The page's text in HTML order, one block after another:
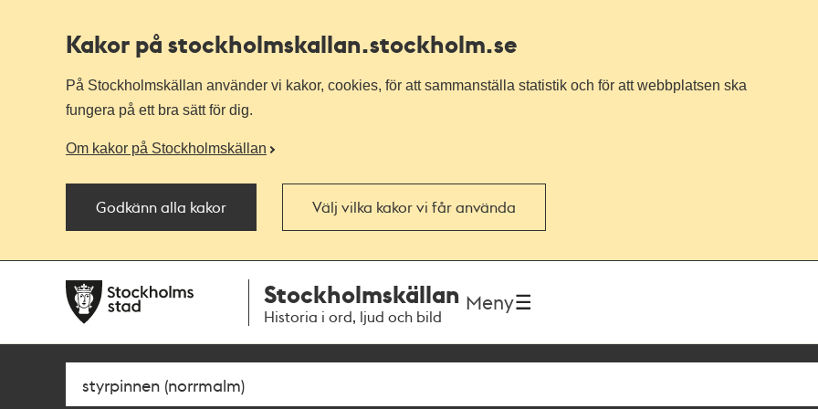
Kakor på stockholmskallan.stockholm.se
På Stockholmskällan använder vi kakor, cookies, för att sammanställa statistik och för att webbplatsen ska
fungera på ett bra sätt för dig.
Om kakor på Stockholmskällan
Godkänn alla kakor Välj vilka kakor vi får använda
navigationen
huvudinnehållet
Stockholmskällan
Historia i ord, ljud och bild
Meny
Sök